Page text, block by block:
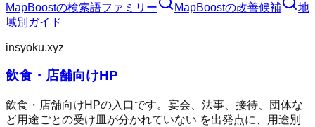
MapBoostの検索語ファミリー MapBoostの改善候補
地
域別ガイド
insyoku.xyz
飲食・店舗向けHP
飲食・店舗向けHPの入口です。宴会、法事、接待、団体な
ど用途ごとの受け皿が分かれていない を出発点に、用途別